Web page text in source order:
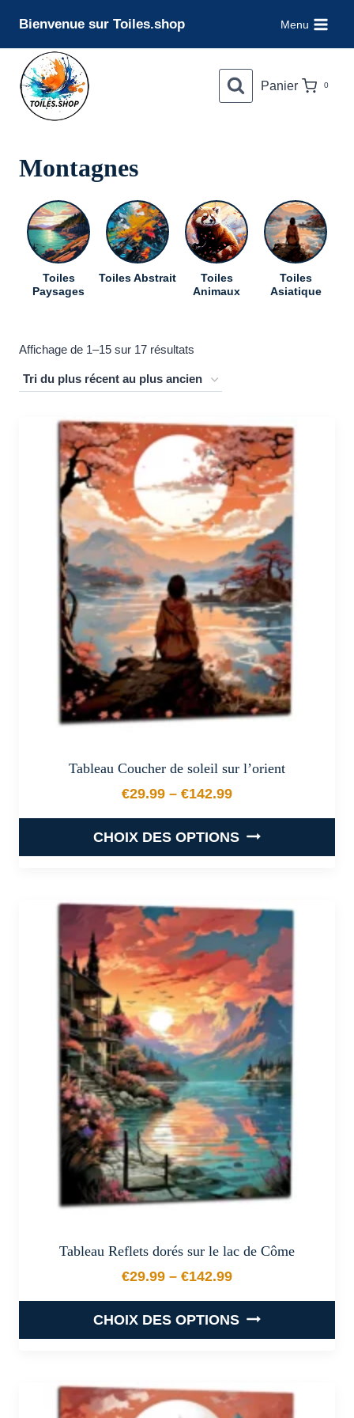
contenu
Bienvenue sur Toiles.shop Menu
Panier 0
Montagnes
Toiles
Paysages
Toiles Abstrait
Toiles
Animaux
Toiles
Asiatique
Affichage de 1–15 sur 17 résultats
plus
récent
au
plus
ancien
Tableau Coucher de soleil sur l’orient
€29.99 – €142.99
Plage de prix : €29.99 à
CHOIX DES OPTIONS
a
plusieurs
variations.
Les
options
peuvent
être
choisies
sur
la
page
du
produit
Tableau Reflets dorés sur le lac de Côme
€29.99 – €142.99
Plage de prix : €29.99 à
CHOIX DES OPTIONS
a
plusieurs